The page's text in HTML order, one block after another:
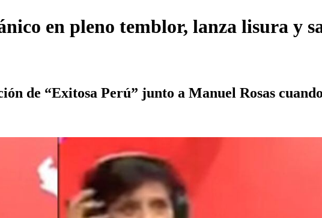
en pleno temblor, lanza lisura y
de “Exitosa Perú” junto a Manuel Rosas